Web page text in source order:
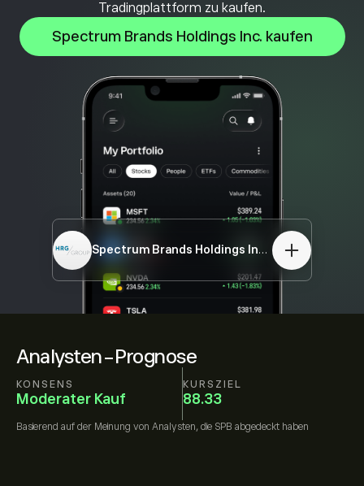
Analysten-Prognose
KONSENS
Moderater Kauf
KURSZIEL
88.33
Basierend auf der Meinung von Analysten, die SPB abgedeckt haben
Tradingplattform zu kaufen.
Spectrum Brands Holdings Inc. kaufen
Spectrum Brands Holdings Inc. SPB